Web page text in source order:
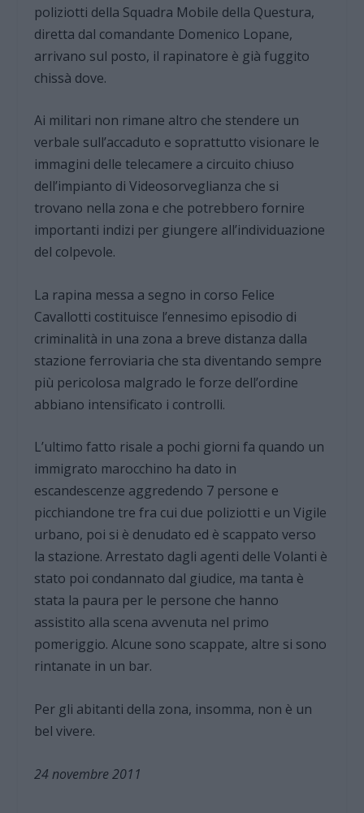
poliziotti della Squadra Mobile della Questura,
diretta dal comandante Domenico Lopane,
arrivano sul posto, il rapinatore è già fuggito
chissà dove.
Ai militari non rimane altro che stendere un
verbale sull’accaduto e soprattutto visionare le
immagini delle telecamere a circuito chiuso
dell’impianto di Videosorveglianza che si
trovano nella zona e che potrebbero fornire
importanti indizi per giungere all’individuazione
del colpevole.
La rapina messa a segno in corso Felice
Cavallotti costituisce l’ennesimo episodio di
criminalità in una zona a breve distanza dalla
stazione ferroviaria che sta diventando sempre
più pericolosa malgrado le forze dell’ordine
abbiano intensificato i controlli.
L’ultimo fatto risale a pochi giorni fa quando un
immigrato marocchino ha dato in
escandescenze aggredendo 7 persone e
picchiandone tre fra cui due poliziotti e un Vigile
urbano, poi si è denudato ed è scappato verso
la stazione. Arrestato dagli agenti delle Volanti è
stato poi condannato dal giudice, ma tanta è
stata la paura per le persone che hanno
assistito alla scena avvenuta nel primo
pomeriggio. Alcune sono scappate, altre si sono
rintanate in un bar.
Per gli abitanti della zona, insomma, non è un
bel vivere.
24 novembre 2011